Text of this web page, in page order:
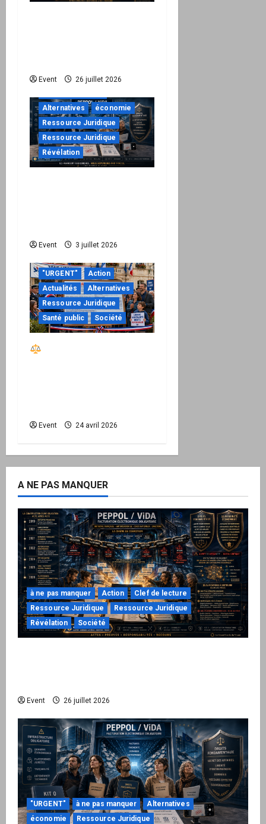
Event 26 juillet 2026
"URGENT"
Alternatives
économie
Ressource Juridique
Ressource Juridique
Révélation
Event 3 juillet 2026
"URGENT"
Action
Actualités
Alternatives
Ressource Juridique
Santé public
Société
Event 24 avril 2026
A NE PAS MANQUER
à ne pas manquer Action
Clef de lecture
Ressource Juridique
Ressource Juridique
Révélation
Société
Event 26 juillet 2026
"URGENT" à ne pas manquer
Alternatives
économie
Ressource Juridique